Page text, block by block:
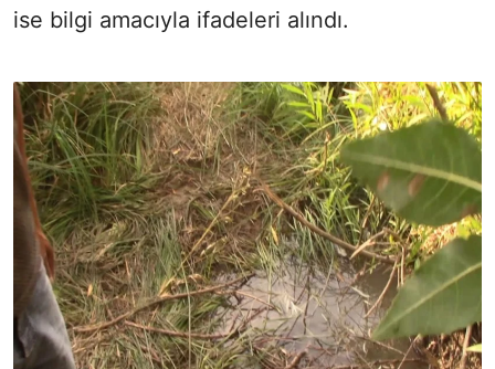
ise bilgi amacıyla ifadeleri alındı.